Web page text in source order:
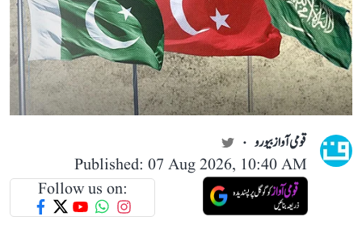
قومی آواز بیورو
Published: 07 Aug 2026, 10:40 AM
Follow us on: